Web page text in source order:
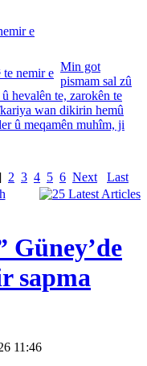
e
Min got
pismam sal zû
hevalên te, zarokên te
wan dikirin hemû
û meqamên muhîm, ji
2 3 4 5 6 Next
Last
Güney’de
sapma
11:46